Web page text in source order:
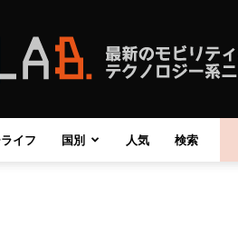
自
イフ 国別 人気 検索